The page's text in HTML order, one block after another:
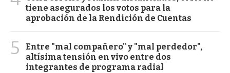
tiene asegurados los votos para la
aprobación de la Rendición de Cuentas
5
Entre "mal compañero" y "mal perdedor",
altísima tensión en vivo entre dos
integrantes de programa radial